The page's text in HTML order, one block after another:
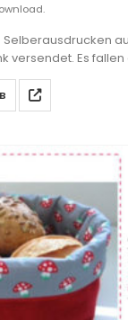
Selberausdrucken
versendet. Es